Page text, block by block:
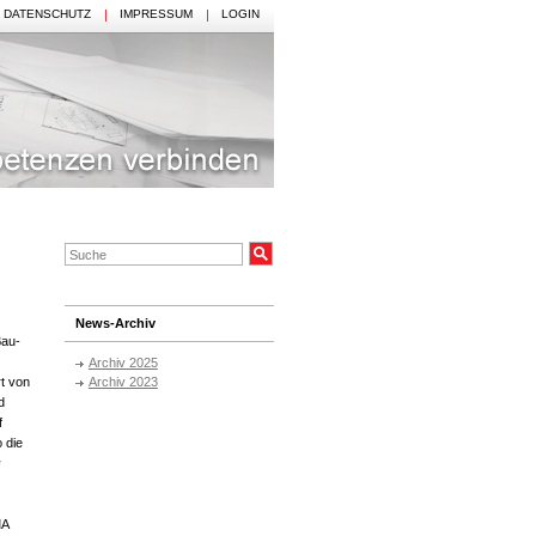
DATENSCHUTZ IMPRESSUM LOGIN
News-Archiv
Archiv 2025
Archiv 2023
von
die